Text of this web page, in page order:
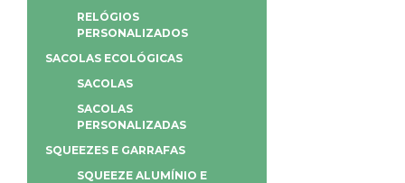
RELÓGIOS
PERSONALIZADOS
SACOLAS ECOLÓGICAS
SACOLAS
SACOLAS
PERSONALIZADAS
SQUEEZES E GARRAFAS
SQUEEZE ALUMÍNIO E